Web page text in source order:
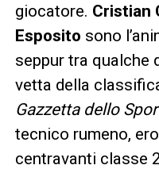
giocatore. Cristian
Esposito sono
seppur tra qualche
vetta della
Gazzetta dello
tecnico rumeno,
centravanti classe